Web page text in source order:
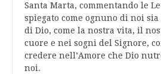
Santa Marta, commentando le
spiegato come ognuno di noi
di Dio, come la nostra vita, il
cuore e nei sogni del Signore,
credere nell’Amore che Dio
noi.